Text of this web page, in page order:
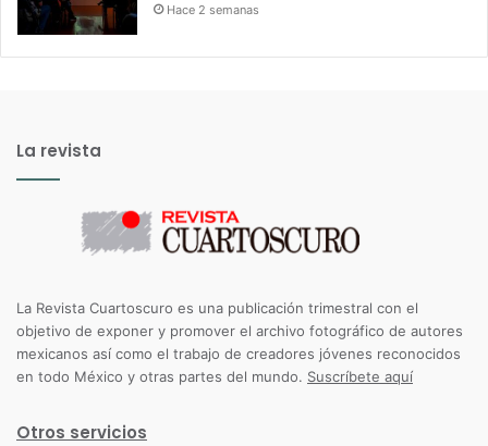
Hace 2 semanas
La revista
La Revista Cuartoscuro es una publicación trimestral con el
objetivo de exponer y promover el archivo fotográfico de autores
mexicanos así como el trabajo de creadores jóvenes reconocidos
en todo México y otras partes del mundo. Suscríbete aquí
Otros servicios